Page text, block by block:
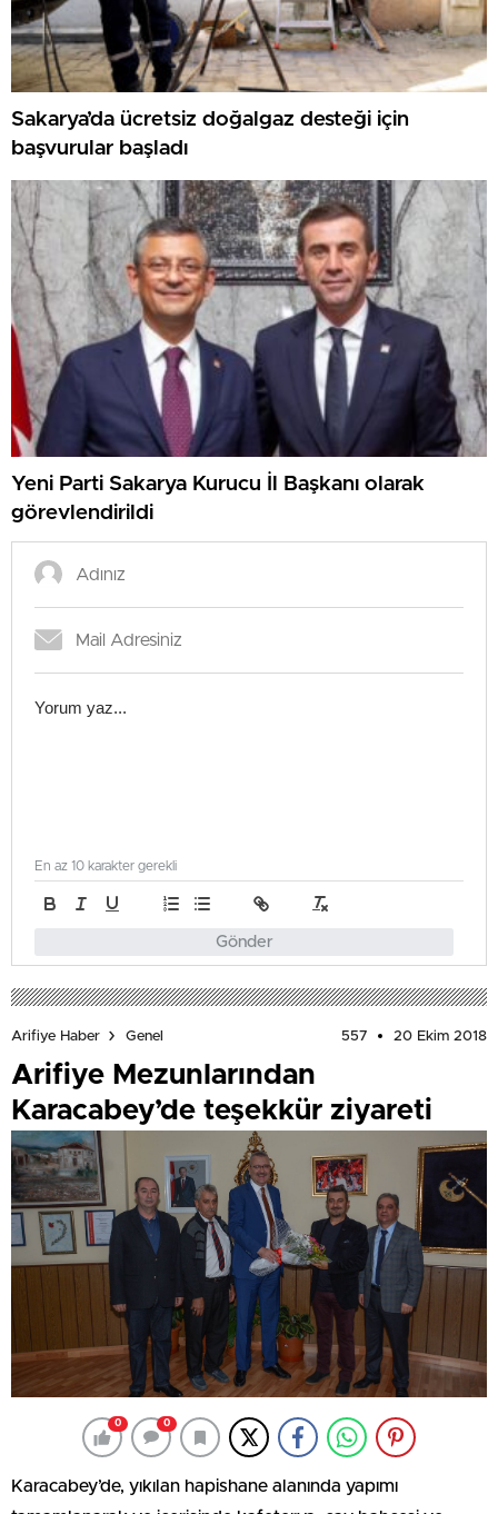
Sakarya’da ücretsiz doğalgaz desteği için
başvurular başladı
Yeni Parti Sakarya Kurucu İl Başkanı olarak
görevlendirildi
Gönder
En az 10 karakter gerekli
Arifiye Haber Genel 557 20 Ekim 2018
Arifiye Mezunlarından
Karacabey’de teşekkür ziyareti
0 0
Karacabey’de, yıkılan hapishane alanında yapımı